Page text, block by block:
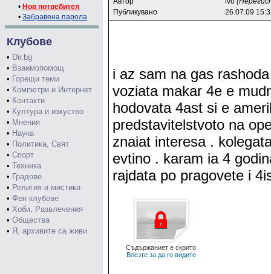
• Нов потребител
• Забравена парола
Клубове
• Dir.bg
• Взаимопомощ
• Горещи теми
• Компютри и Интернет
• Контакти
• Култура и изкуство
• Мнения
• Наука
• Политика, Свят
• Спорт
• Техника
• Градове
• Религия и мистика
• Фен клубове
• Хоби, Развлечения
• Общества
• Я, архивите са живи
Публикувано
26.07.09
i az sam na gas
voziata makar 4e e
hodovata 4ast si e
predstavitelstvoto na
znaiat interesa .
evtino . karam ia 4
rajdata po pragovete i
Съдържаниет е скрито
Влезте за да го видите